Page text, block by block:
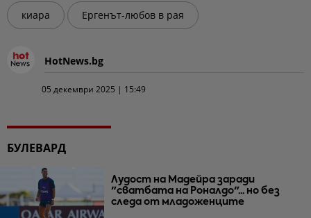
киара Ергенът-любов в рая
HotNews.bg
05 декември 2025 | 15:49
БУЛЕВАРД
Лудост на Мадейра заради
"сватбата на Роналдо"... но без
следа от младоженците